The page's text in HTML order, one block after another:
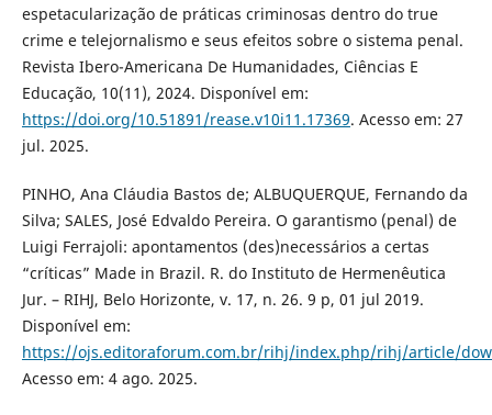
espetacularização de práticas criminosas dentro do true
crime e telejornalismo e seus efeitos sobre o sistema penal.
Revista Ibero-Americana De Humanidades, Ciências E
Educação, 10(11), 2024. Disponível em:
https://doi.org/10.51891/rease.v10i11.17369. Acesso em: 27
jul. 2025.
PINHO, Ana Cláudia Bastos de; ALBUQUERQUE, Fernando da
Silva; SALES, José Edvaldo Pereira. O garantismo (penal) de
Luigi Ferrajoli: apontamentos (des)necessários a certas
“críticas” Made in Brazil. R. do Instituto de Hermenêutica
Jur. – RIHJ, Belo Horizonte, v. 17, n. 26. 9 p, 01 jul 2019.
Disponível em:
https://ojs.editoraforum.com.br/rihj/index.php/rihj/article/
Acesso em: 4 ago. 2025.